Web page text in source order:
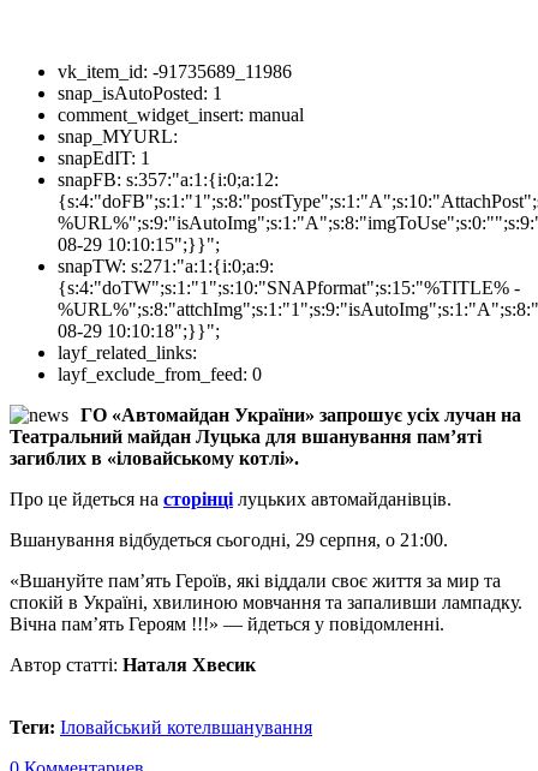
vk_item_id: -91735689_11986
snap_isAutoPosted: 1
comment_widget_insert: manual
snap_MYURL:
snapEdIT: 1
snapFB: s:357:"a:1:{i:0;a:12:
08-29 10:10:15";}}";
snapTW: s:271:"a:1:{i:0;a:9:
{s:4:"doTW";s:1:"1";s:10:"SNAPformat";s:15:"%TITLE% -
08-29 10:10:18";}}";
layf_related_links:
layf_exclude_from_feed: 0
ГО «Автомайдан України» запрошує усіх лучан на
Театральний майдан Луцька для вшанування пам’яті
загиблих в «іловайському котлі».
Про це йдеться на сторінці луцьких автомайданівців.
Вшанування відбудеться сьогодні, 29 серпня, о 21:00.
«Вшануйте пам’ять Героїв, які віддали своє життя за мир та
спокій в Україні, хвилиною мовчання та запаливши лампадку.
Вічна пам’ять Героям !!!» — йдеться у повідомленні.
Автор статті: Наталя Хвесик
Теги: Іловайський котелвшанування